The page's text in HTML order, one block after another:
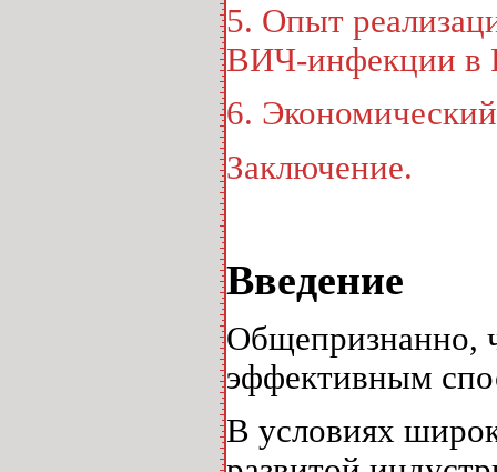
5. Опыт
ВИЧ-инфекции в
6.
Заключение.
Введение
Общепризнанно,
эффективным
В условиях